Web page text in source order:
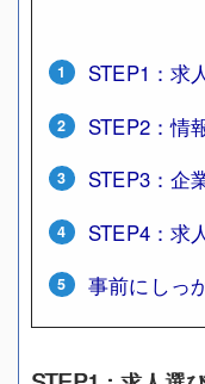
STEP1：求
STEP2：情
STEP3：企
STEP4：求
事前にしっ